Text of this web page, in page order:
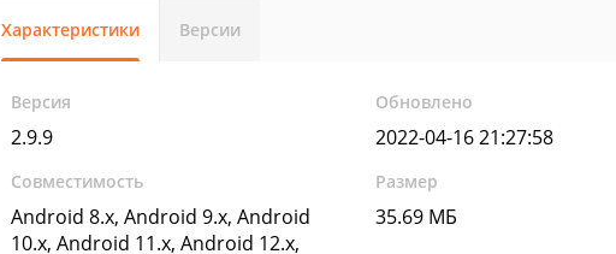
Характеристики Версии
Версия
2.9.9
Обновлено
2022-04-16 21:27:58
Совместимость
Android 8.x, Android 9.x, Android
10.x, Android 11.x, Android 12.x,
Размер
35.69 МБ